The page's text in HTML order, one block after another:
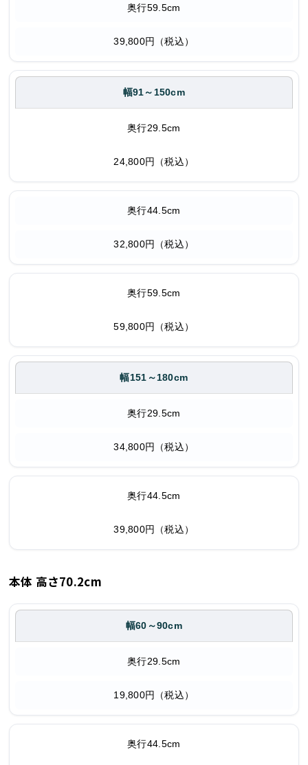
奥行59.5cm
39,800円（税込）
幅91～150cm
奥行29.5cm
24,800円（税込）
奥行44.5cm
32,800円（税込）
奥行59.5cm
59,800円（税込）
幅151～180cm
奥行29.5cm
34,800円（税込）
奥行44.5cm
39,800円（税込）
本体 高さ70.2cm
幅60～90cm
奥行29.5cm
19,800円（税込）
奥行44.5cm